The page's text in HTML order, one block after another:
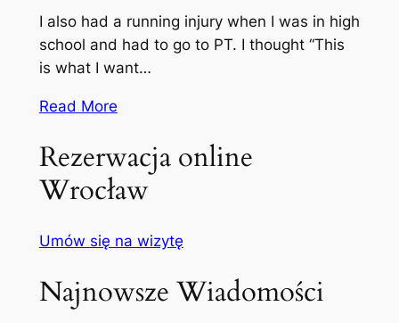
I also had a running injury when I was in high
school and had to go to PT. I thought “This
is what I want…
Read More
Rezerwacja online
Wrocław
Umów się na wizytę
Najnowsze Wiadomości